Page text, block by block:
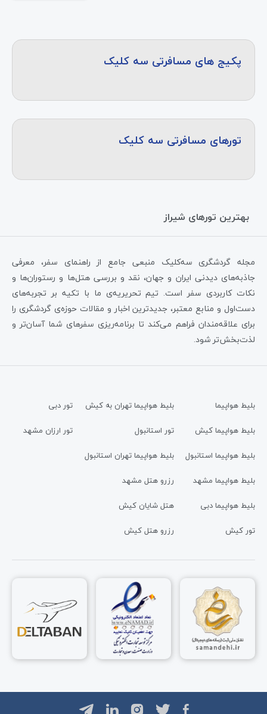
پکیج های مسافرتی سه کلیک
تورهای مسافرتی سه کلیک
بهترین تورهای شیراز
مجله گردشگری سه‌کلیک منبعی جامع از راهنمای سفر، معرفی
جاذبه‌های دیدنی ایران و جهان، نقد و بررسی هتل‌ها و رستوران‌ها و
نکات کاربردی سفر است. تیم تحریریه‌ی ما با تکیه بر تجربه‌های
دست‌اول و منابع معتبر، جدیدترین اخبار و مقالات حوزه‌ی گردشگری را
برای علاقه‌مندان فراهم می‌کند تا برنامه‌ریزی سفرهای شما آسان‌تر و
لذت‌بخش‌تر شود.
بلیط هواپیما
بلیط هواپیما کیش
بلیط هواپیما استانبول
بلیط هواپیما مشهد
بلیط هواپیما دبی
تور کیش
بلیط هواپیما تهران به کیش
تور استانبول
بلیط هواپیما تهران استانبول
رزرو هتل مشهد
هتل شایان کیش
رزرو هتل کیش
تور دبی
تور ارزان مشهد